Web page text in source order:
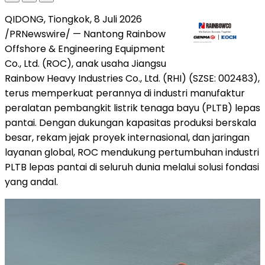
QIDONG, Tiongkok, 8 Juli 2026
/PRNewswire/ — Nantong Rainbow
Offshore & Engineering Equipment
Co., Ltd. (ROC), anak usaha Jiangsu
Rainbow Heavy Industries Co., Ltd. (RHI) (SZSE: 002483),
terus memperkuat perannya di industri manufaktur
peralatan pembangkit listrik tenaga bayu (PLTB) lepas
pantai. Dengan dukungan kapasitas produksi berskala
besar, rekam jejak proyek internasional, dan jaringan
layanan global, ROC mendukung pertumbuhan industri
PLTB lepas pantai di seluruh dunia melalui solusi fondasi
yang andal.